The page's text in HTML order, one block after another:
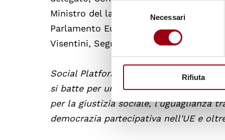
del
consenso
Necessari
Rifiuta
Ministro del lavoro e degli affari sociali,
Parlamento Europeo. Nicolas Schmit,
Visentini, Segretario Generale della
Social Platform è la più grande rete di
si batte per un'Europa sociale. È
per la giustizia sociale, l'uguaglianza
democrazia partecipativa nell'UE e